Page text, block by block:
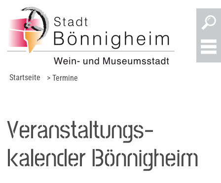
Startseite > Termine
Veranstaltungs­
kalender Bönnigheim